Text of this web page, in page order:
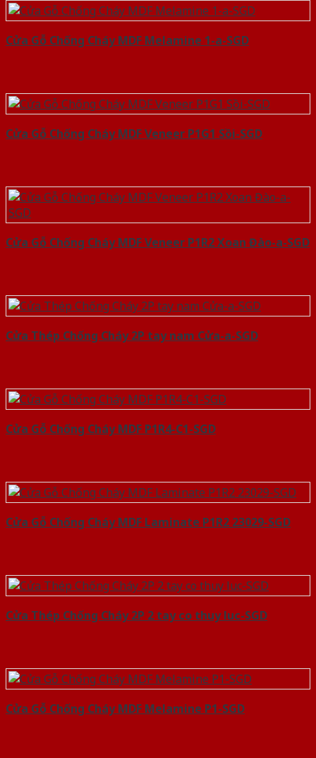
Cửa Gỗ Chống Cháy MDF Melamine 1-a-SGD
Cửa Gỗ Chống Cháy MDF Veneer P1G1 Sồi-SGD
Cửa Gỗ Chống Cháy MDF Veneer P1R2 Xoan Đào-a-SGD
Cửa Thép Chống Cháy 2P tay nam Cửa-a-SGD
Cửa Gỗ Chống Cháy MDF P1R4-C1-SGD
Cửa Gỗ Chống Cháy MDF Laminate P1R2 23029-SGD
Cửa Thép Chống Cháy 2P 2 tay co thuy luc-SGD
Cửa Gỗ Chống Cháy MDF Melamine P1-SGD